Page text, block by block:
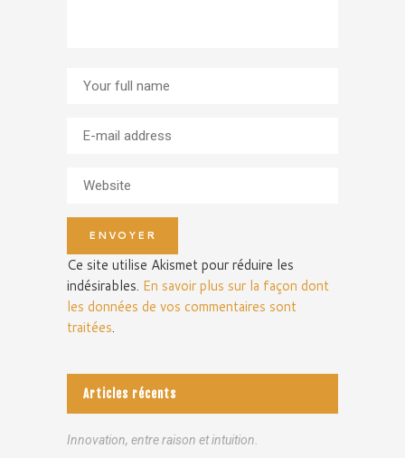
Ce site utilise Akismet pour réduire les
indésirables. En savoir plus sur la façon dont
les données de vos commentaires sont
traitées.
Articles récents
Innovation, entre raison et intuition.